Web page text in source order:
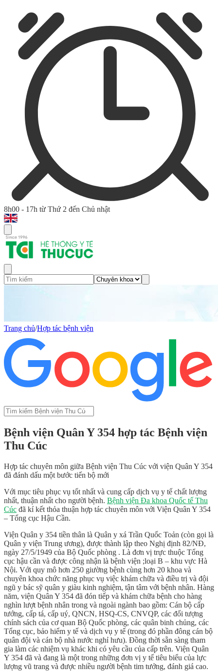
8h00 - 17h từ Thứ 2 đến Chủ nhật
Trang chủ/Hợp tác bệnh viện
Bệnh viện Quân Y 354 hợp tác Bệnh viện
Thu Cúc
Hợp tác chuyên môn giữa Bệnh viện Thu Cúc với viện Quân Y 354
đã đánh dấu một bước tiến bộ mới
Với mục tiêu phục vụ tốt nhất và cung cấp dịch vụ y tế chất lượng
nhất, thuận nhất cho người bệnh. Bệnh viện Đa khoa Quốc tế Thu
Cúc đã kí kết thỏa thuận hợp tác chuyên môn với Viện Quân Y 354
– Tổng cục Hậu Cần.
Viện Quân y 354 tiền thân là Quân y xá Trần Quốc Toản (còn gọi là
Quân y viện Trung ương), được thành lập theo Nghị định 82/NĐ,
ngày 27/5/1949 của Bộ Quốc phòng . Là đơn vị trực thuộc Tổng
cục hậu cần và được công nhận là bệnh viện ;loại B – khu vực Hà
Nội. Với quy mô hơn 250 giường bệnh cùng hơn 20 khoa và
chuyên khoa chức năng phục vụ việc khám chữa và điều trị và đội
ngũ y bác sỹ quân y giàu kinh nghiệm, tận tâm với bệnh nhân. Hàng
năm, viện Quân Y 354 đã đón tiếp và khám chữa bệnh cho hàng
nghìn lượt bệnh nhân trong và ngoài ngành bao gồm: Cán bộ cấp
tướng, cấp tá, cấp uý, QNCN, HSQ-CS, CNVQP, các đối tượng
chính sách của cơ quan Bộ Quốc phòng, các quân binh chủng, các
Tổng cục, bảo hiểm y tế và dịch vụ y tế (trong đó phần đông cán bộ
quân đội và cán bộ nhà nước nghỉ hưu). Đồng thời sẵn sàng tham
gia làm các nhiệm vụ khác khi có yêu cầu của cấp trên. Viện Quân
Y 354 đã và đang là một trong những đơn vị y tế tiêu biểu của lực
lượng vũ trang và được nhiều người bệnh tim tưởng, đánh giá cao.